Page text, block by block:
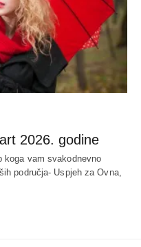
2026. godine
koga vam svakodnevno
područja- Uspjeh za Ovna,